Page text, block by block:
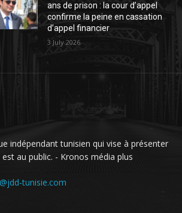
ans de prison : la cour d’appel
confirme la peine en cassation
d’appel financier
3 July 2026
indépendant tunisien qui vise à présenter
au public. - Kronos média plus
tunisie.com